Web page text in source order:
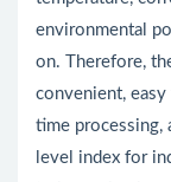
environmental
on. Therefore,
convenient,
time processing,
level index for